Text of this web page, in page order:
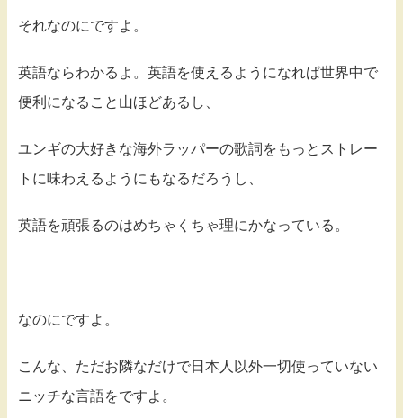
それなのにですよ。
英語ならわかるよ。英語を使えるようになれば世界中で
便利になること山ほどあるし、
ユンギの大好きな海外ラッパーの歌詞をもっとストレー
トに味わえるようにもなるだろうし、
英語を頑張るのはめちゃくちゃ理にかなっている。
なのにですよ。
こんな、ただお隣なだけで日本人以外一切使っていない
ニッチな言語をですよ。